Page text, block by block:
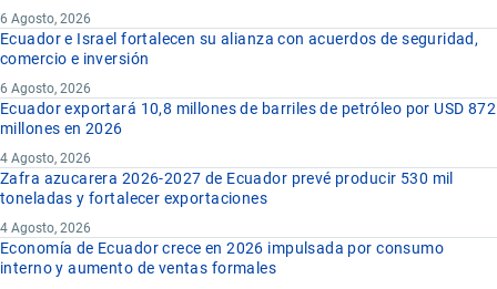
6 Agosto, 2026
Ecuador e Israel fortalecen su alianza con acuerdos de seguridad,
comercio e inversión
6 Agosto, 2026
Ecuador exportará 10,8 millones de barriles de petróleo por USD 872
millones en 2026
4 Agosto, 2026
Zafra azucarera 2026-2027 de Ecuador prevé producir 530 mil
toneladas y fortalecer exportaciones
4 Agosto, 2026
Economía de Ecuador crece en 2026 impulsada por consumo
interno y aumento de ventas formales